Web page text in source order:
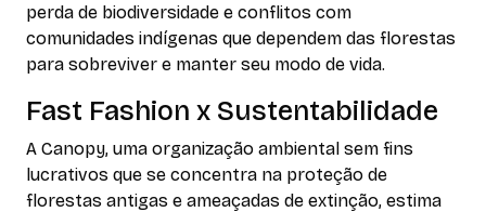
perda de biodiversidade e conflitos com
comunidades indígenas que dependem das florestas
para sobreviver e manter seu modo de vida.
Fast Fashion x Sustentabilidade
A Canopy, uma organização ambiental sem fins
lucrativos que se concentra na proteção de
florestas antigas e ameaçadas de extinção, estima